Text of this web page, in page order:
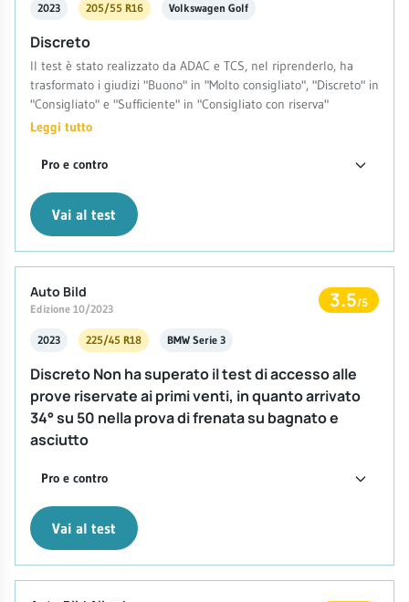
2023 205/55 R16 Volkswagen Golf
Discreto
Il test è stato realizzato da ADAC e TCS, nel riprenderlo, ha
trasformato i giudizi "Buono" in "Molto consigliato", "Discreto" in
"Consigliato" e "Sufficiente" in "Consigliato con riserva"
Leggi tutto
Pro e contro
Vai al test
Auto Bild
Edizione 10/2023 3.5/5
2023 225/45 R18 BMW Serie 3
Discreto Non ha superato il test di accesso alle
prove riservate ai primi venti, in quanto arrivato
34° su 50 nella prova di frenata su bagnato e
asciutto
Pro e contro
Vai al test